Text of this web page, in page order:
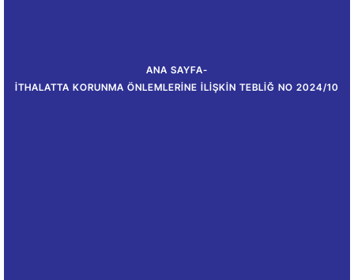
ANA SAYFA-
İTHALATTA KORUNMA ÖNLEMLERINE İLIŞKIN TEBLIĞ NO 2024/10